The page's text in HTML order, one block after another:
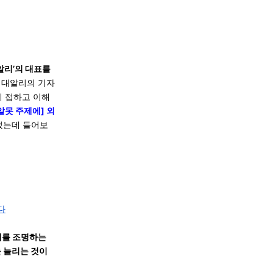
리’의 대표를
알리의 기자
접하고 이해
못 주제에] 외
는데 들어보
조명하는
늘리는 것이